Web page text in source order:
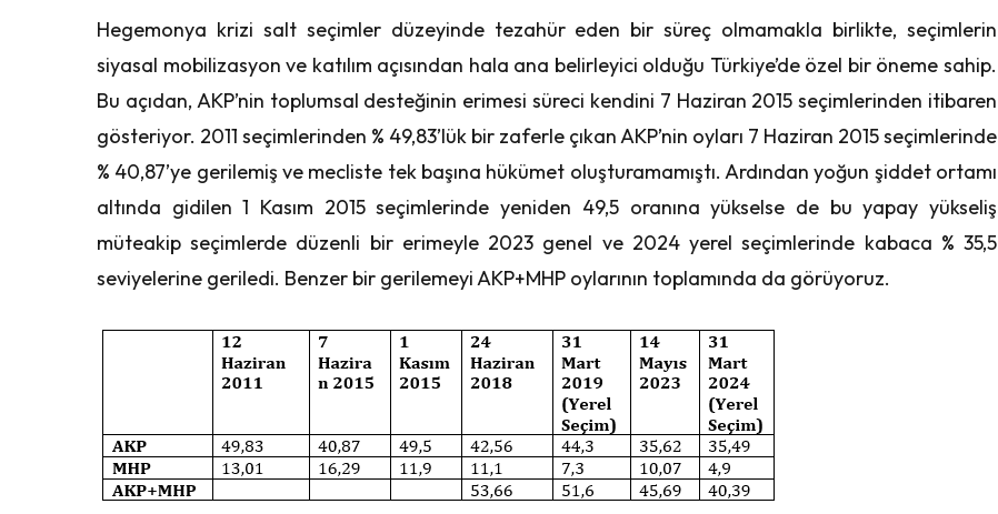
Hegemonya krizi salt seçimler düzeyinde tezahür eden bir süreç olmamakla birlikte, seçimlerin
siyasal mobilizasyon ve katılım açısından hala ana belirleyici olduğu Türkiye’de özel bir öneme sahip.
Bu açıdan, AKP’nin toplumsal desteğinin erimesi süreci kendini 7 Haziran 2015 seçimlerinden itibaren
gösteriyor. 2011 seçimlerinden % 49,83’lük bir zaferle çıkan AKP’nin oyları 7 Haziran 2015 seçimlerinde
% 40,87’ye gerilemiş ve mecliste tek başına hükümet oluşturamamıştı. Ardından yoğun şiddet ortamı
altında gidilen 1 Kasım 2015 seçimlerinde yeniden 49,5 oranına yükselse de bu yapay yükseliş
müteakip seçimlerde düzenli bir erimeyle 2023 genel ve 2024 yerel seçimlerinde kabaca % 35,5
seviyelerine geriledi. Benzer bir gerilemeyi AKP+MHP oylarının toplamında da görüyoruz.